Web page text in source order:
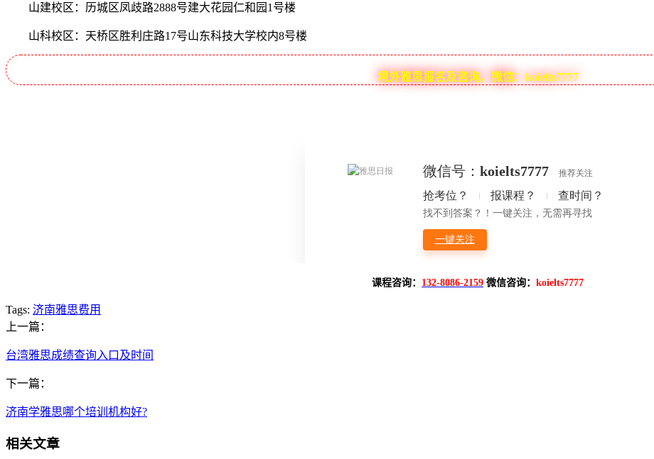
山建校区：历城区凤歧路2888号建大花园仁和园1号楼
山科校区：天桥区胜利庄路17号山东科技大学校内8号楼
境外雅思报名及咨询，微信：koielts7777
课程咨询： 132-8086-2159 微信咨询： koielts7777
Tags: 济南雅思费用
上一篇：
台湾雅思成绩查询入口及时间
下一篇：
济南学雅思哪个培训机构好?
相关文章